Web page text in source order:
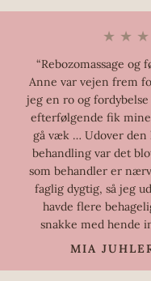
★ ★
“Rebozomassage og
Anne var vejen frem
jeg en ro og
efterfølgende fik
gå væk … Udover den
behandling var det
som behandler er
faglig dygtig, så jeg
havde flere
snakke med hende
MIA